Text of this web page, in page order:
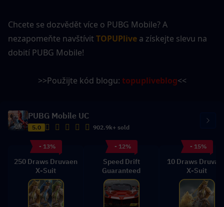
Chcete se dozvědět více o PUBG Mobile? A
nezapomeňte navštívit TOPUPlive a získejte slevu na
dobití PUBG Mobile!
>>Použijte kód blogu: topupliveblog<<
PUBG Mobile UC
5.0 902.9k+ sold
- 13%
250 Draws Druvaen
X-Suit
- 12%
Speed Drift
Guaranteed
- 15%
10 Draws
X-Suit